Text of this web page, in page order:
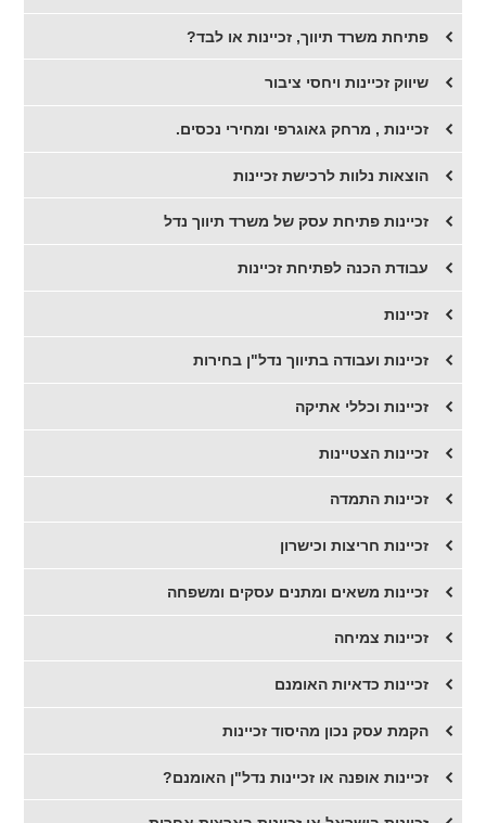
​פתיחת משרד תיווך, זכיינות או לבד?
שיווק זכיינות ויחסי ציבור
זכיינות , מרחק גאוגרפי ומחירי נכסים.
הוצאות נלוות לרכישת זכיינות
זכיינות פתיחת עסק של משרד תיווך נדל
עבודת הכנה לפתיחת זכיינות
זכיינות
זכיינות ועבודה בתיווך נדל"ן בחירות
זכיינות וכללי אתיקה
זכיינות הצטיינות
זכיינות התמדה
זכיינות חריצות וכישרון
זכיינות משאים ומתנים עסקים ומשפחה
זכיינות צמיחה
זכיינות כדאיות האומנם
הקמת עסק נכון מהיסוד זכיינות
זכיינות אופנה או זכיינות נדל"ן האומנם?